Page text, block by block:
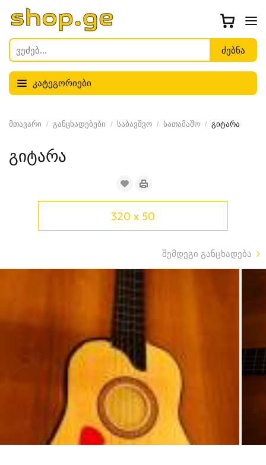
კატეგორიები
მთავარი განცხადებები საბავშვო სათამაშო გიტარა
გიტარა
320 x 50
შემდეგი განცხადება